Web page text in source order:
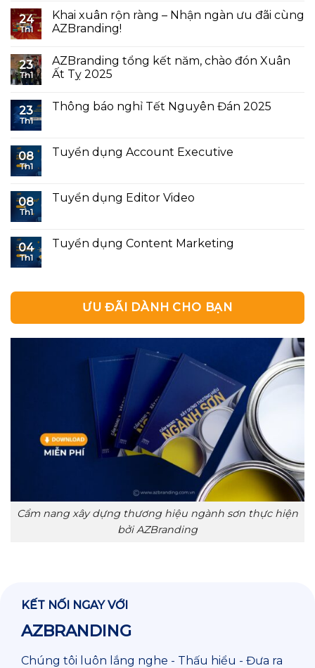
24
Th1
Khai xuân rộn ràng – Nhận ngàn ưu đãi cùng
AZBranding!
23
Th1
AZBranding tổng kết năm, chào đón Xuân
Ất Tỵ 2025
23
Th1
Thông báo nghỉ Tết Nguyên Đán 2025
08
Th1
Tuyển dụng Account Executive
08
Th1
Tuyển dụng Editor Video
04
Th1
Tuyển dụng Content Marketing
ƯU ĐÃI DÀNH CHO BẠN
Cẩm nang xây dựng thương hiệu ngành sơn thực hiện
bởi AZBranding
KẾT NỐI NGAY VỚI
AZBRANDING
Chúng tôi luôn lắng nghe - Thấu hiểu - Đưa ra